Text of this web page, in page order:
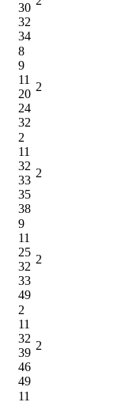
30
32
34
8
9
11
20
24
32
2
2
11
32
33
35
38
2
9
11
25
32
33
49
2
2
11
32
39
46
49
2
11